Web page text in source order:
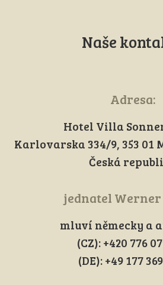
Naše
Adresa:
Hotel Villa
Karlovarska 334/9, 353 01
Česká
jednatel
mluví německy a
(CZ): +420 776
(DE): +49 177